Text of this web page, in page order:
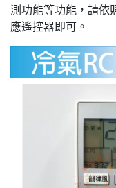
測功能等功能，請依
應遙控器即可。